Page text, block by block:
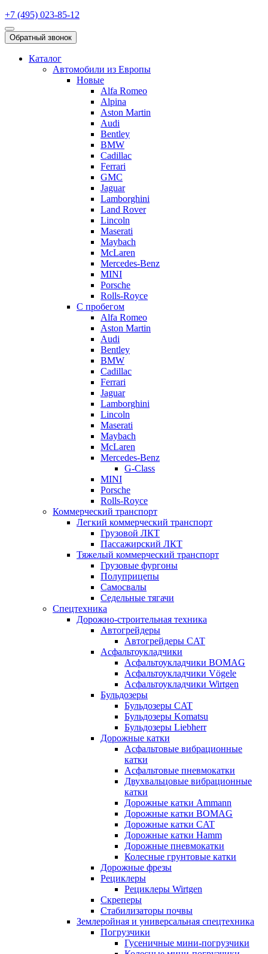
+7 (495) 023-85-12
Обратный звонок
Каталог
Автомобили из Европы
Новые
Alfa Romeo
Alpina
Aston Martin
Audi
Bentley
BMW
Cadillac
Ferrari
GMC
Jaguar
Lamborghini
Land Rover
Lincoln
Maserati
Maybach
McLaren
Mercedes-Benz
MINI
Porsche
Rolls-Royce
С пробегом
Alfa Romeo
Aston Martin
Audi
Bentley
BMW
Cadillac
Ferrari
Jaguar
Lamborghini
Lincoln
Maserati
Maybach
McLaren
Mercedes-Benz
G-Class
MINI
Porsche
Rolls-Royce
Коммерческий транспорт
Легкий коммерческий транспорт
Грузовой ЛКТ
Пассажирский ЛКТ
Тяжелый коммерческий транспорт
Грузовые фургоны
Полуприцепы
Самосвалы
Седельные тягачи
Спецтехника
Дорожно-строительная техника
Автогрейдеры
Автогрейдеры CAT
Асфальтоукладчики
Асфальтоукладчики BOMAG
Асфальтоукладчики Vögele
Асфальтоукладчики Wirtgen
Бульдозеры
Бульдозеры CAT
Бульдозеры Komatsu
Бульдозеры Liebherr
Дорожные катки
Асфальтовые вибрационные
катки
Асфальтовые пневмокатки
Двухвальцовые вибрационные
катки
Дорожные катки Ammann
Дорожные катки BOMAG
Дорожные катки CAT
Дорожные катки Hamm
Дорожные пневмокатки
Колесные грунтовые катки
Дорожные фрезы
Рециклеры
Рециклеры Wirtgen
Скреперы
Стабилизаторы почвы
Землеройная и универсальная спецтехника
Погрузчики
Гусеничные мини-погрузчики